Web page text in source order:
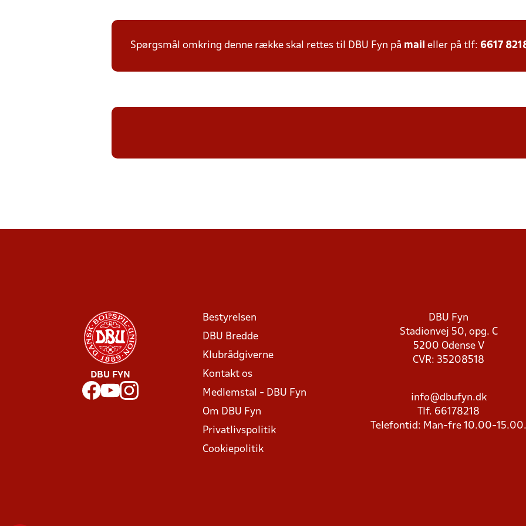
Spørgsmål omkring denne række skal rettes til DBU Fyn på mail eller på tlf: 6617
DBU FYN
Bestyrelsen
DBU Bredde
Klubrådgiverne
Kontakt os
Medlemstal - DBU Fyn
Om DBU Fyn
Privatlivspolitik
Cookiepolitik
DBU Fyn
Stadionvej 50, opg. C
5200 Odense V
CVR: 35208518
info@dbufyn.dk
Tlf. 66178218
Telefontid: Man-fre 10.00-15.00.